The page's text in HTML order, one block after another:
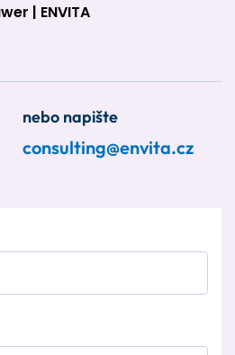
| ENVITA
nebo napište
consulting@envita.cz